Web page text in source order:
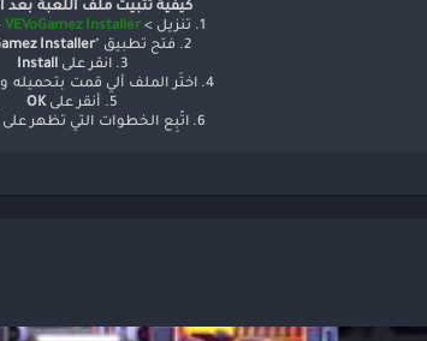
كيفية تثبيت ملف اللعبة بعد
1. تنزيل >
VEVoGamez Installer
2. فتح تطبيق "
Installer
3. انقر على
Install
4. اختَر الملف ألي قمت بتحميله و تريد تثبيته
5. أنقر على
OK
6. اتّبِع الخطوات التي تظهر على الشاشة.